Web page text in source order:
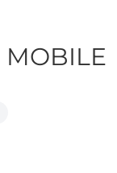
MOBILE